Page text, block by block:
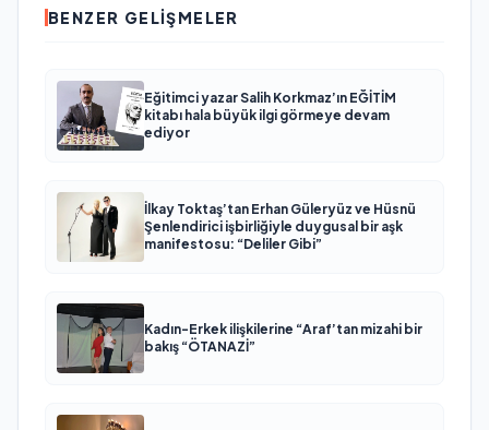
BENZER GELIŞMELER
Eğitimci yazar Salih Korkmaz’ın EĞİTİM
kitabı hala büyük ilgi görmeye devam
ediyor
İlkay Toktaş’tan Erhan Güleryüz ve Hüsnü
Şenlendirici işbirliğiyle duygusal bir aşk
manifestosu: “Deliler Gibi”
Kadın-Erkek ilişkilerine “Araf’tan mizahi bir
bakış “ÖTANAZİ”